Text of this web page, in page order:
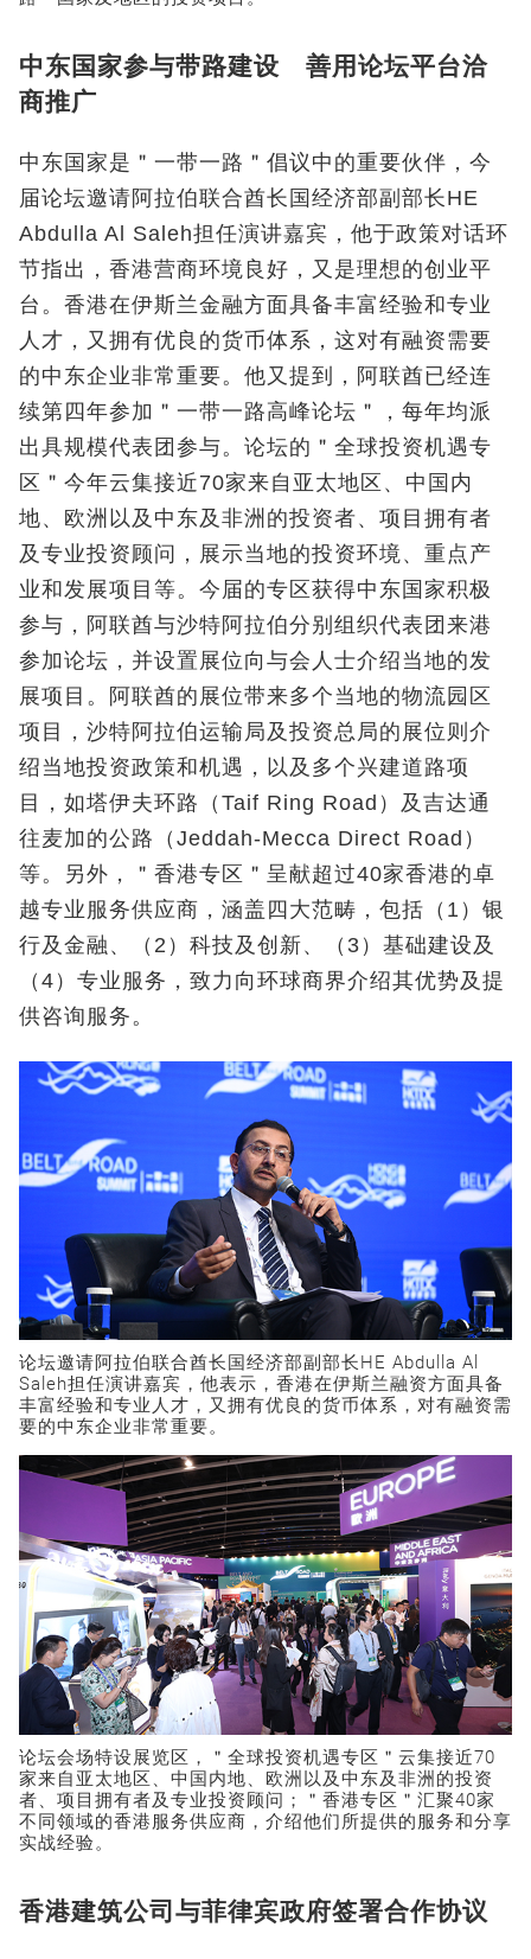
中东国家参与带路建设 善用论坛平台洽
商推广
中东国家是＂一带一路＂倡议中的重要伙伴，今
届论坛邀请阿拉伯联合酋长国经济部副部长HE
Abdulla Al Saleh担任演讲嘉宾，他于政策对话环
节指出，香港营商环境良好，又是理想的创业平
台。香港在伊斯兰金融方面具备丰富经验和专业
人才，又拥有优良的货币体系，这对有融资需要
的中东企业非常重要。他又提到，阿联酋已经连
续第四年参加＂一带一路高峰论坛＂，每年均派
出具规模代表团参与。论坛的＂全球投资机遇专
区＂今年云集接近70家来自亚太地区、中国内
地、欧洲以及中东及非洲的投资者、项目拥有者
及专业投资顾问，展示当地的投资环境、重点产
业和发展项目等。今届的专区获得中东国家积极
参与，阿联酋与沙特阿拉伯分别组织代表团来港
参加论坛，并设置展位向与会人士介绍当地的发
展项目。阿联酋的展位带来多个当地的物流园区
项目，沙特阿拉伯运输局及投资总局的展位则介
绍当地投资政策和机遇，以及多个兴建道路项
目，如塔伊夫环路（Taif Ring Road）及吉达通
往麦加的公路（Jeddah-Mecca Direct Road）
等。另外，＂香港专区＂呈献超过40家香港的卓
越专业服务供应商，涵盖四大范畴，包括（1）银
行及金融、（2）科技及创新、（3）基础建设及
（4）专业服务，致力向环球商界介绍其优势及提
供咨询服务。
论坛邀请阿拉伯联合酋长国经济部副部长HE Abdulla Al
Saleh担任演讲嘉宾，他表示，香港在伊斯兰融资方面具备
丰富经验和专业人才，又拥有优良的货币体系，对有融资需
要的中东企业非常重要。
论坛会场特设展览区，＂全球投资机遇专区＂云集接近70
家来自亚太地区、中国内地、欧洲以及中东及非洲的投资
者、项目拥有者及专业投资顾问；＂香港专区＂汇聚40家
不同领域的香港服务供应商，介绍他们所提供的服务和分享
实战经验。
香港建筑公司与菲律宾政府签署合作协议